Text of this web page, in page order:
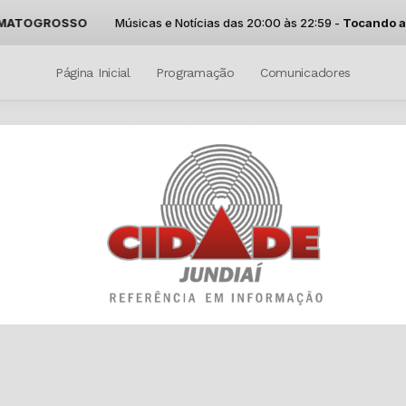
Músicas e Notícias das 20:00 às 22:59 -Tocando
Página Inicial Programação Comunicadores